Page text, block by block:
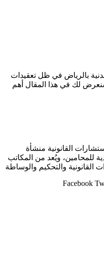
بالرياض في ظل تعقيدات
سنعرض لك في هذا المقال أهم
القانونية منشأة
للمحامين، ويُعد من المكاتب
القانونية والتحكيم والوساطة
Facebook